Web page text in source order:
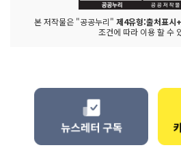
본 저작물은 "공공누리" 제4유형:출처표시
조건에 따라 이용 할 수